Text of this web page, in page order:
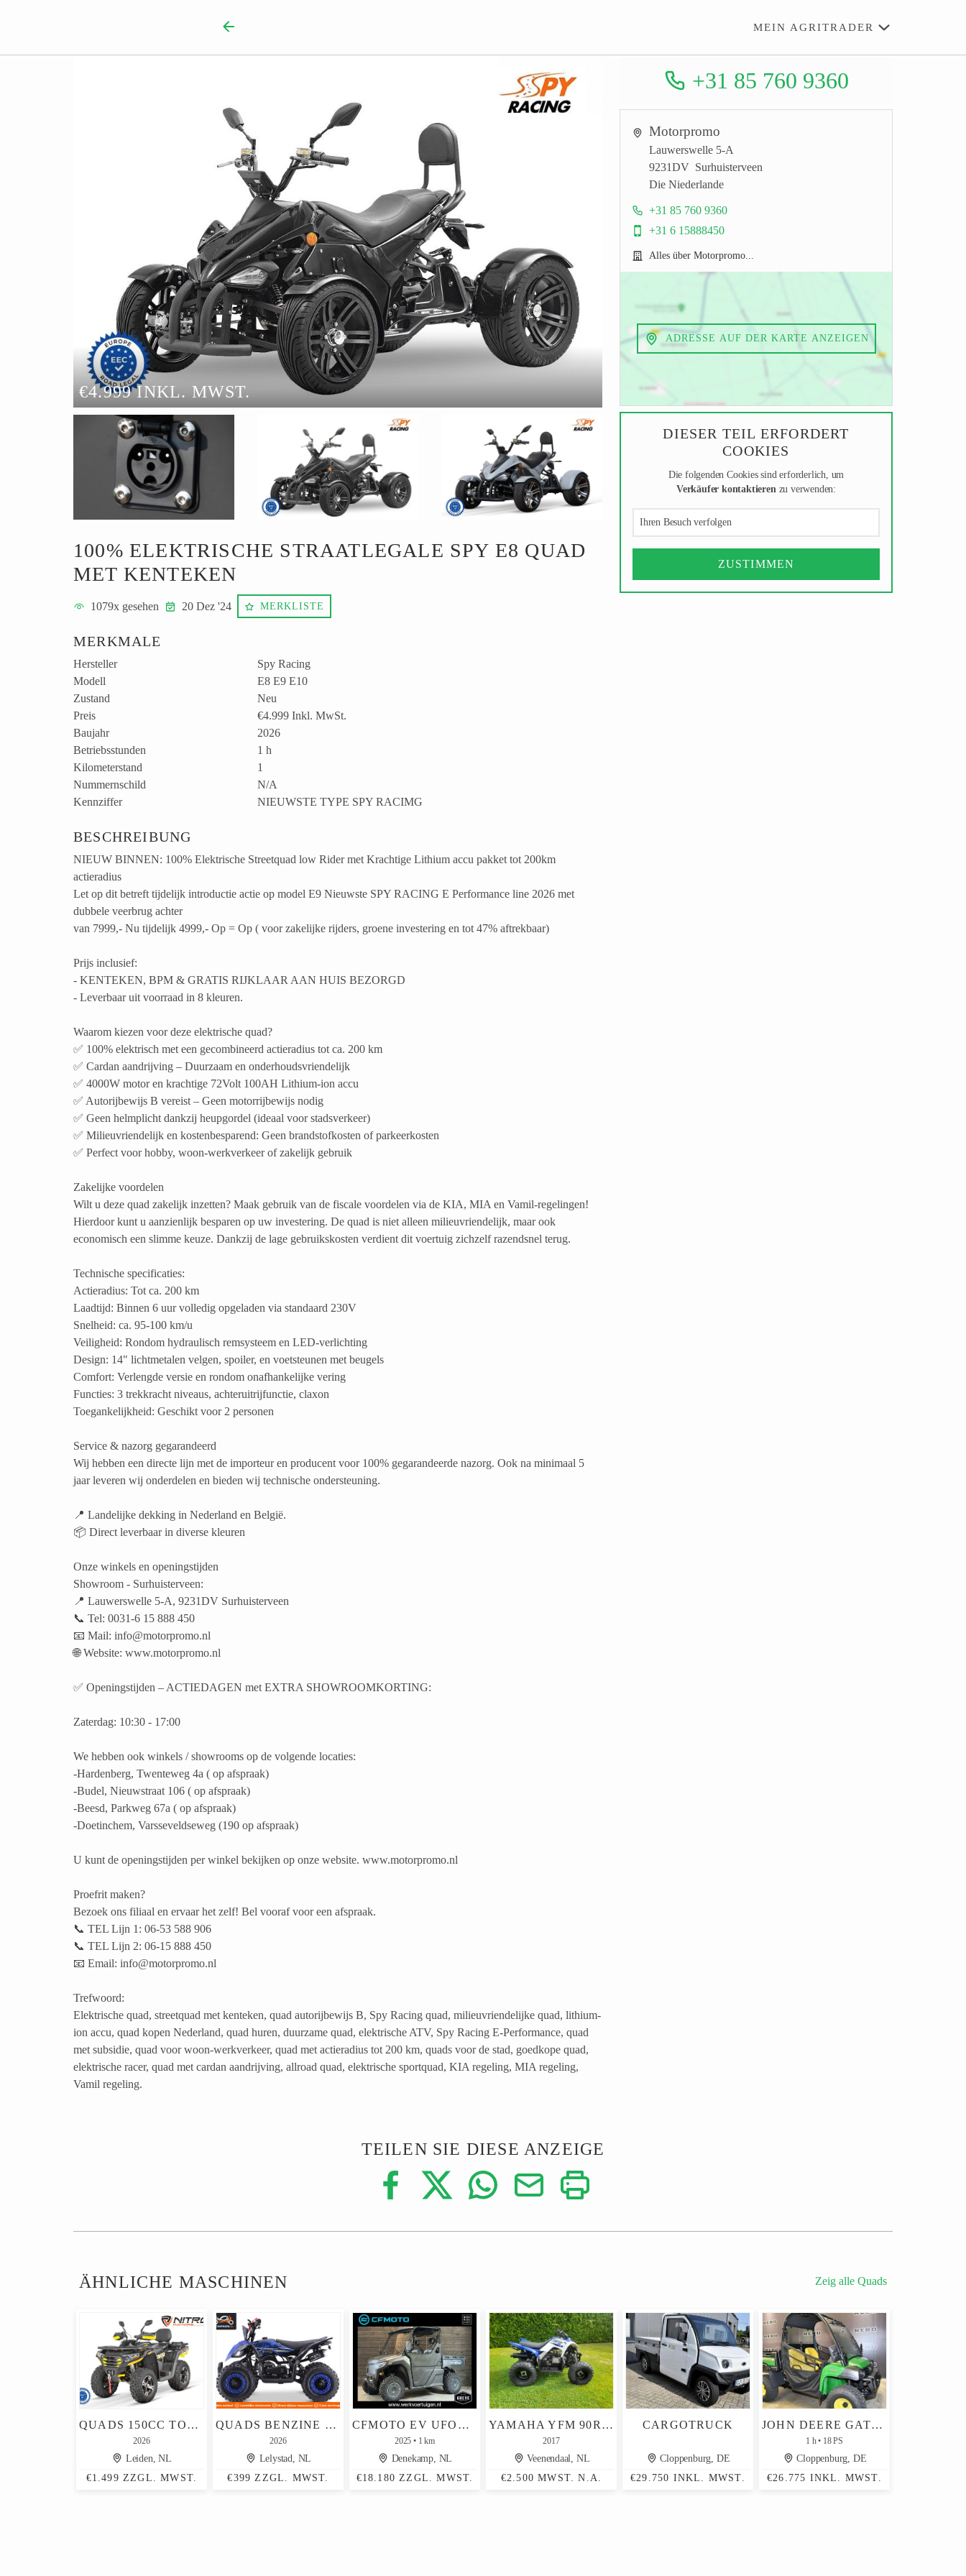
MEIN AGRITRADER
€4.999 INKL. MWST.
100% ELEKTRISCHE STRAATLEGALE SPY E8 QUAD
MET KENTEKEN
1079x gesehen 20 Dez '24 MERKLISTE
MERKMALE
Hersteller
Spy Racing
Modell
E8 E9 E10
Zustand
Neu
Preis
€4.999 Inkl. MwSt.
Baujahr
2026
Betriebsstunden
1 h
Kilometerstand
1
Nummernschild
N/A
Kennziffer
NIEUWSTE TYPE SPY RACIMG
BESCHREIBUNG
NIEUW BINNEN: 100% Elektrische Streetquad low Rider met Krachtige Lithium accu pakket tot 200km
actieradius
Let op dit betreft tijdelijk introductie actie op model E9 Nieuwste SPY RACING E Performance line 2026 met
dubbele veerbrug achter
van 7999,- Nu tijdelijk 4999,- Op = Op ( voor zakelijke rijders, groene investering en tot 47% aftrekbaar)
Prijs inclusief:
- KENTEKEN, BPM & GRATIS RIJKLAAR AAN HUIS BEZORGD
- Leverbaar uit voorraad in 8 kleuren.
Waarom kiezen voor deze elektrische quad?
✅ 100% elektrisch met een gecombineerd actieradius tot ca. 200 km
✅ Cardan aandrijving – Duurzaam en onderhoudsvriendelijk
✅ 4000W motor en krachtige 72Volt 100AH Lithium-ion accu
✅ Autorijbewijs B vereist – Geen motorrijbewijs nodig
✅ Geen helmplicht dankzij heupgordel (ideaal voor stadsverkeer)
✅ Milieuvriendelijk en kostenbesparend: Geen brandstofkosten of parkeerkosten
✅ Perfect voor hobby, woon-werkverkeer of zakelijk gebruik
Zakelijke voordelen
Wilt u deze quad zakelijk inzetten? Maak gebruik van de fiscale voordelen via de KIA, MIA en Vamil-regelingen!
Hierdoor kunt u aanzienlijk besparen op uw investering. De quad is niet alleen milieuvriendelijk, maar ook
economisch een slimme keuze. Dankzij de lage gebruikskosten verdient dit voertuig zichzelf razendsnel terug.
Technische specificaties:
Actieradius: Tot ca. 200 km
Laadtijd: Binnen 6 uur volledig opgeladen via standaard 230V
Snelheid: ca. 95-100 km/u
Veiligheid: Rondom hydraulisch remsysteem en LED-verlichting
Design: 14" lichtmetalen velgen, spoiler, en voetsteunen met beugels
Comfort: Verlengde versie en rondom onafhankelijke vering
Functies: 3 trekkracht niveaus, achteruitrijfunctie, claxon
Toegankelijkheid: Geschikt voor 2 personen
Service & nazorg gegarandeerd
Wij hebben een directe lijn met de importeur en producent voor 100% gegarandeerde nazorg. Ook na minimaal 5
jaar leveren wij onderdelen en bieden wij technische ondersteuning.
📍 Landelijke dekking in Nederland en België.
📦 Direct leverbaar in diverse kleuren
Onze winkels en openingstijden
Showroom - Surhuisterveen:
📍 Lauwerswelle 5-A, 9231DV Surhuisterveen
📞 Tel: 0031-6 15 888 450
📧 Mail: info@motorpromo.nl
🌐 Website: www.motorpromo.nl
✅ Openingstijden – ACTIEDAGEN met EXTRA SHOWROOMKORTING:
Zaterdag: 10:30 - 17:00
We hebben ook winkels / showrooms op de volgende locaties:
-Hardenberg, Twenteweg 4a ( op afspraak)
-Budel, Nieuwstraat 106 ( op afspraak)
-Beesd, Parkweg 67a ( op afspraak)
-Doetinchem, Varsseveldseweg (190 op afspraak)
U kunt de openingstijden per winkel bekijken op onze website. www.motorpromo.nl
Proefrit maken?
Bezoek ons filiaal en ervaar het zelf! Bel vooraf voor een afspraak.
📞 TEL Lijn 1: 06-53 588 906
📞 TEL Lijn 2: 06-15 888 450
📧 Email: info@motorpromo.nl
Trefwoord:
Elektrische quad, streetquad met kenteken, quad autorijbewijs B, Spy Racing quad, milieuvriendelijke quad, lithium-
ion accu, quad kopen Nederland, quad huren, duurzame quad, elektrische ATV, Spy Racing E-Performance, quad
met subsidie, quad voor woon-werkverkeer, quad met actieradius tot 200 km, quads voor de stad, goedkope quad,
elektrische racer, quad met cardan aandrijving, allroad quad, elektrische sportquad, KIA regeling, MIA regeling,
Vamil regeling.
+31 85 760 9360
Motorpromo
Lauwerswelle 5-A
9231DV Surhuisterveen
Die Niederlande
+31 85 760 9360
+31 6 15888450
Alles über Motorpromo...
ADRESSE AUF DER KARTE ANZEIGEN
DIESER TEIL ERFORDERT
COOKIES
Die folgenden Cookies sind erforderlich, um
Verkäufer kontaktierenzu verwenden:
Ihren Besuch verfolgen
ZUSTIMMEN
TEILEN SIE DIESE ANZEIGE
ÄHNLICHE MASCHINEN Zeig alle Quads
QUADS 150CC TOT 300CC KINDERQUADS ATV BENZINE QUAD 125CC
2026
Leiden, NL
€1.499 ZZGL. MWST.
QUADS BENZINE MINI KINDERQUADS ATV KINDERQUAD OF ELEKTRISCH
2026
Lelystad, NL
€399 ZZGL. MWST.
CFMOTO EV UFORCE 600 OFF ROAD L7 (ELEKTRISCH)
2025 1 km
Denekamp, NL
€18.180 ZZGL. MWST.
YAMAHA YFM 90R QUAD KINDERQUAD
2017
Veenendaal, NL
€2.500 MWST. N.A.
CARGOTRUCK
Cloppenburg, DE
€29.750 INKL. MWST.
JOHN DEERE GATOR HPX 815 E
1 h 18 PS
Cloppenburg, DE
€26.775 INKL. MWST.